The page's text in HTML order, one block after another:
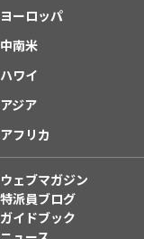
ヨーロッパ
中南米
ハワイ
アジア
アフリカ
ウェブマガジン
特派員ブログ
ガイドブック